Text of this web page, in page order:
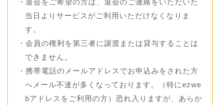
・退会をご希望の方は、退会のご連絡をいただいた
当日よりサービスがご利用いただけなくなりま
す。
・会員の権利を第三者に譲渡または貸与することは
できません。
・携帯電話のメールアドレスでお申込みをされた方
へメール不達が多くなっております。（特にezwe
bアドレスをご利用の方）恐れ入りますが、あらか